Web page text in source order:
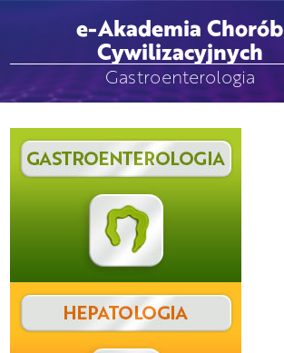
e-Akademia Chorób
Cywilizacyjnych
Gastroenterologia